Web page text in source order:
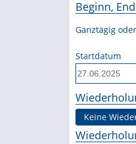
Beginn,
Ganztägig
Startdatum
Keine